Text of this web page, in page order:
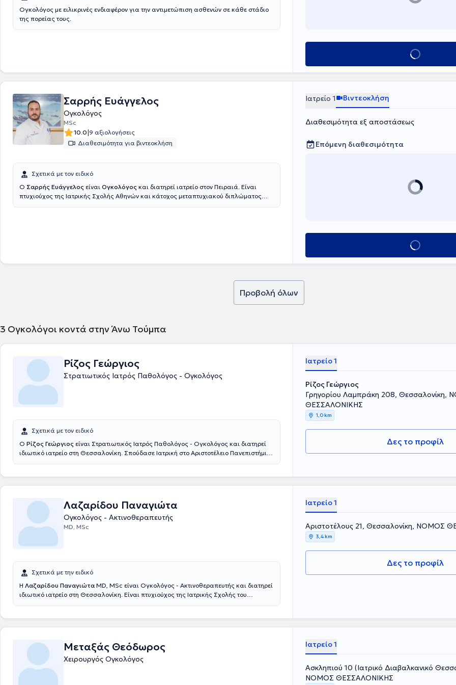
Ογκολόγος με ειλικρινές ενδιαφέρον για την αντιμετώπιση ασθενών σε κάθε στάδιο
της πορείας τους.
Κλείσε ραντεβού
Σαρρής Ευάγγελος
Ογκολόγος
MSc
10.0|9 αξιολογήσεις
Διαθεσιμότητα για βιντεοκλήση
Σχετικά με τον ειδικό
Ο Σαρρής Ευάγγελος είναι Ογκολόγος και διατηρεί ιατρείο στον Πειραιά. Είναι
πτυχιούχος της Ιατρικής Σχολής Αθηνών και κάτοχος μεταπτυχιακού διπλώματος
Αθήνας, ενώ εργάζεται ως Επιμελητής Παθολόγος - Ογκολόγος στην Δ' Ογκολογική
Κλινική και Πρότυπο Κέντρο Κλινικών Μελετών του Metropolitan Hospital. Παράλληλα,
είναι ενεργό μέλος σε ελληνικές και διεθνείς επιστημονικές εταιρείες (ESMO, IASLC,
HeSMO, HeCOG) και συντονιστής του Ογκολογικού Συμβουλίου για τον Καρκίνο του
συγγραφική δραστηριότητα σε διεθνή επιστημονικά περιοδικά, ενώ έχει συμμετέχει
ως ομιλητής σε πολυάριθμα Ελληνικά και διεθνή συνέδρια Ογκολογίας. Συμμετέχει
ενεργά σε διεθνή προγράμματα, όπως το HORIZON 2020 – I3LUNG, καθώς και σε
μεταξύ των οποίων η INTerpath-009, που αξιολογεί την αποτελεσματικότητα του
mRNA εμβολίου V940 σε συνδυασμό με ανοσοθεραπεία σε ασθενείς με εξαιρέσιμο μη
- μικροκυτταρικό καρκίνο του πνεύμονα μετά από εισαγωγική χημειοανοσοθεραπεία,
και η μελέτη ARTEMIA, που συγκρίνει την αποτελεσματικότητα του πεπτιδικού
προχωρημένο μη - μικροκυτταρικό καρκίνο του πνεύμονα και δευτερογενή αντίσταση
σε καινοτόμες θεραπείες και υψηλού επιπέδου ογκολογική φροντίδα.
Ιατρείο 1 Βιντεοκλήση
Διαθεσιμότητα εξ αποστάσεως
Επόμενη διαθεσιμότητα
Κλείσε ραντεβού
Προβολή όλων
3 Ογκολόγοι κοντά στην Άνω Τούμπα
Ρίζος Γεώργιος
Στρατιωτικός Ιατρός Παθολόγος - Ογκολόγος
Σχετικά με τον ειδικό
Ο Ρίζος Γεώργιος είναι Στρατιωτικός Ιατρός Παθολόγος - Ογκολόγος και διατηρεί
ιδιωτικό ιατρείο στη Θεσσαλονίκη. Σπούδασε Ιατρική στο Αριστοτέλειο Πανεπιστήμιο
Ιατρείο 1
Ρίζος Γεώργιος
Γρηγορίου Λαμπράκη 208, Θεσσαλονίκη,
ΘΕΣΣΑΛΟΝΙΚΗΣ
1,0 km
Δες το προφίλ
Λαζαρίδου Παναγιώτα
Ογκολόγος - Ακτινοθεραπευτής
MD, MSc
Σχετικά με την ειδικό
Η Λαζαρίδου Παναγιώτα MD, MSc είναι Ογκολόγος - Ακτινοθεραπευτής και διατηρεί
ιδιωτικό ιατρείο στη Θεσσαλονίκη. Είναι πτυχιούχος της Ιατρικής Σχολής του
της Ελληνικής Σχολής Μαστολογίας της Ελληνικής Εταιρείας Μαστολογίας που τελεί
υπό την αιγίδα της Διεθνούς Εταιρείας Μαστολογίας (Senologic International
Society). Επίσης, είναι κάτοχος Μεταπτυχιακού Διπλώματος Ειδίκευσης στη
Διοίκηση Μονάδων Υγείας του Ελληνικού Ανοικτού Πανεπιστημίου. Στο ιδιωτικό της
ιατρείο παρέχονται εξειδικευμένες και εξατομικευμένες υπηρεσίες υψηλού επιπέδου
Ιατρείο 1
Αριστοτέλους 21, Θεσσαλονίκη, ΝΟΜΟΣ
3,4 km
Δες το προφίλ
Μεταξάς Θεόδωρος
Χειρουργός Ογκολόγος
Ιατρείο 1
Ασκληπιού 10 (Ιατρικό Διαβαλκανικό
ΝΟΜΟΣ ΘΕΣΣΑΛΟΝΙΚΗΣ